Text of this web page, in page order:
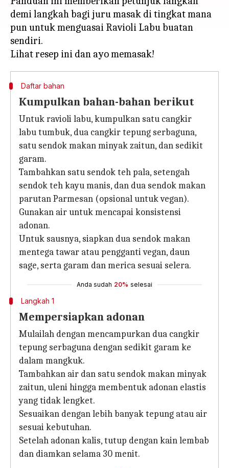
demi langkah bagi juru masak di tingkat mana
pun untuk menguasai Ravioli Labu buatan
sendiri.
Daftar bahan
Kumpulkan bahan-bahan berikut
Untuk ravioli labu, kumpulkan satu cangkir
labu tumbuk, dua cangkir tepung serbaguna,
satu sendok makan minyak zaitun, dan sedikit
garam.
Tambahkan satu sendok teh pala, setengah
sendok teh kayu manis, dan dua sendok makan
parutan Parmesan (opsional untuk vegan).
Gunakan air untuk mencapai konsistensi
adonan.
Untuk sausnya, siapkan dua sendok makan
mentega tawar atau pengganti vegan, daun
sage, serta garam dan merica sesuai selera.
Anda sudah 20% selesai
Langkah 1
Mempersiapkan adonan
Mulailah dengan mencampurkan dua cangkir
tepung serbaguna dengan sedikit garam ke
dalam mangkuk.
Tambahkan air dan satu sendok makan minyak
zaitun, uleni hingga membentuk adonan elastis
yang tidak lengket.
Sesuaikan dengan lebih banyak tepung atau air
sesuai kebutuhan.
Setelah adonan kalis, tutup dengan kain lembab
dan diamkan selama 30 menit.